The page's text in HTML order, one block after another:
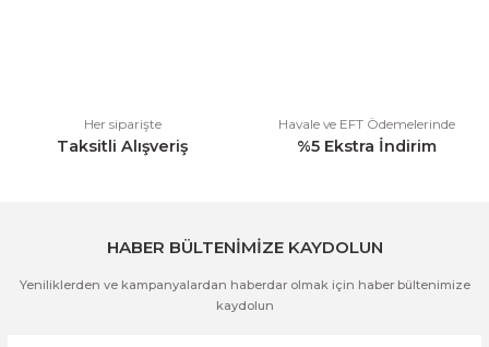
Her siparişte
Taksitli Alışveriş
Havale ve EFT Ödemelerinde
%5 Ekstra İndirim
HABER BÜLTENİMİZE KAYDOLUN
Yeniliklerden ve kampanyalardan haberdar olmak için haber bültenimize
kaydolun